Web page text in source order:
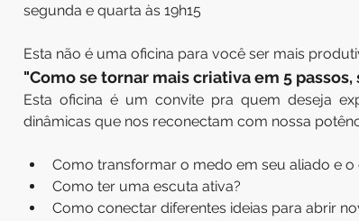
segunda e quarta às 19h15
Esta não é uma oficina para você ser mais
"Como se tornar mais criativa em 5
Esta oficina é um convite pra quem deseja
dinâmicas que nos reconectam com nossa
Como transformar o medo em seu aliado e
Como ter uma escuta ativa?
Como conectar diferentes ideias para abrir